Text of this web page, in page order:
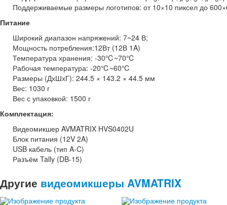
Поддерживаемые размеры логотипов: от 10×10 пиксел до
Питание
Широкий диапазон напряжений: 7~24 В;
Мощность потребления:12Вт (12В 1A)
Температура хранения: -30℃~70℃
Рабочая температура: -20℃~60℃
Размеры (ДхШхГ): 244.5 × 143.2 × 44.5 мм
Вес: 1030 г
Вес с упаковкой: 1500 г
Комплектация:
Видеомикшер AVMATRIX HVS0402U
Блок питания (12V 2A)
USB кабель (тип A-C)
Разъём Tally (DB-15)
Другие видеомикшеры AVMATRIX